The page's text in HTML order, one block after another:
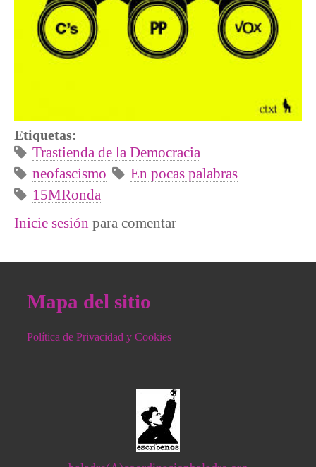
Etiquetas:
Trastienda de la Democracia
neofascismo
En pocas palabras
15MRonda
Inicie sesión para comentar
Mapa del sitio
Política de Privacidad y Cookies